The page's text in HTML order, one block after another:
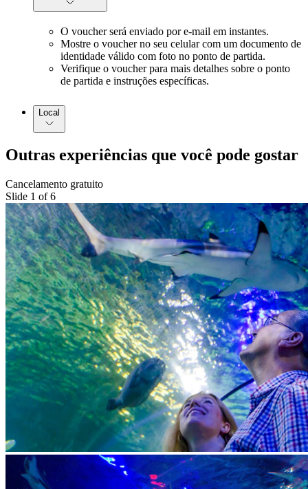
O voucher será enviado por e-mail em instantes.
Mostre o voucher no seu celular com um documento de
identidade válido com foto no ponto de partida.
Verifique o voucher para mais detalhes sobre o ponto
de partida e instruções específicas.
Local
Outras experiências que você pode gostar
Cancelamento gratuito
Slide 1 of 6